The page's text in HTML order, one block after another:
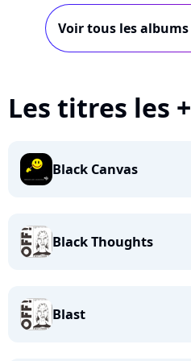
Voir tous les albums
Les titres les
Black Canvas
Black Thoughts
Blast